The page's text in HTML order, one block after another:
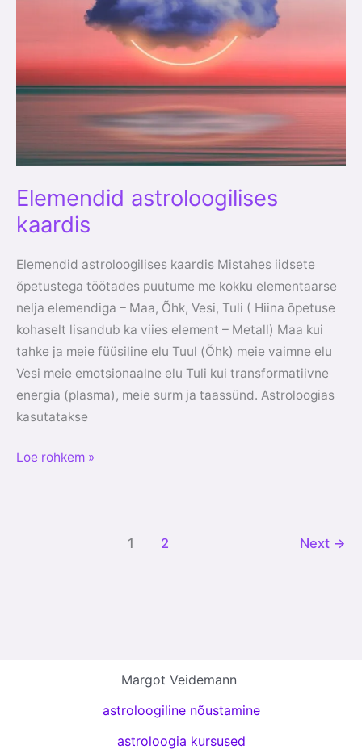
Elemendid astroloogilises
kaardis
Elemendid astroloogilises kaardis Mistahes iidsete
õpetustega töötades puutume me kokku elementaarse
nelja elemendiga – Maa, Õhk, Vesi, Tuli ( Hiina õpetuse
kohaselt lisandub ka viies element – Metall) Maa kui
tahke ja meie füüsiline elu Tuul (Õhk) meie vaimne elu
Vesi meie emotsionaalne elu Tuli kui transformatiivne
energia (plasma), meie surm ja taassünd. Astroloogias
kasutatakse
Loe rohkem »
1 2 Next →
Margot Veidemann
astroloogiline nõustamine
astroloogia kursused